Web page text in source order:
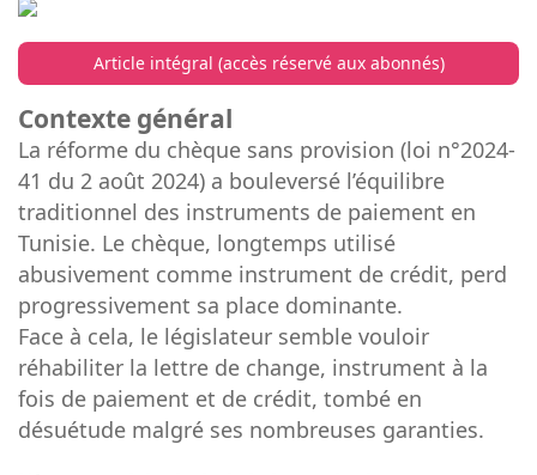
Article intégral (accès réservé aux abonnés)
Contexte général
La réforme du chèque sans provision (loi n°2024-
41 du 2 août 2024) a bouleversé l’équilibre
traditionnel des instruments de paiement en
Tunisie. Le chèque, longtemps utilisé
abusivement comme instrument de crédit, perd
progressivement sa place dominante.
Face à cela, le législateur semble vouloir
réhabiliter la lettre de change, instrument à la
fois de paiement et de crédit, tombé en
désuétude malgré ses nombreuses garanties.